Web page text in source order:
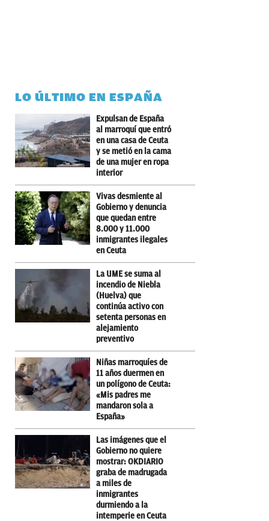
LO ÚLTIMO EN ESPAÑA
Expulsan de España
al marroquí que entró
en una casa de Ceuta
y se metió en la cama
de una mujer en ropa
interior
Vivas desmiente al
Gobierno y denuncia
que quedan entre
8.000 y 11.000
inmigrantes ilegales
en Ceuta
La UME se suma al
incendio de Niebla
(Huelva) que
continúa activo con
setenta personas en
alejamiento
preventivo
Niñas marroquíes de
11 años duermen en
un polígono de Ceuta:
«Mis padres me
mandaron sola a
España»
Las imágenes que el
Gobierno no quiere
mostrar: OKDIARIO
graba de madrugada
a miles de
inmigrantes
durmiendo a la
intemperie en Ceuta